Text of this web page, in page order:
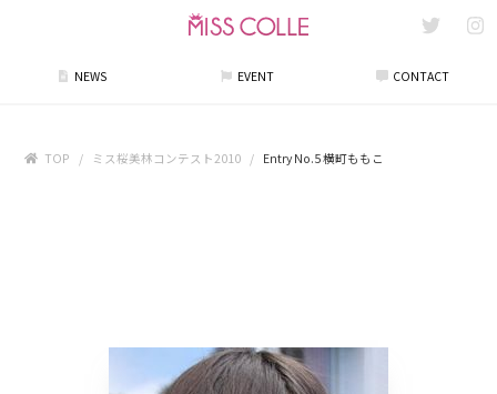
NEWS EVENT CONTACT
TOP ミス桜美林コンテスト2010 Entry No.5 横町ももこ